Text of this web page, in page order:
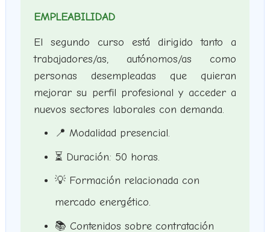
EMPLEABILIDAD
El segundo curso está dirigido tanto a
trabajadores/as, autónomos/as como
personas desempleadas que quieran
mejorar su perfil profesional y acceder a
nuevos sectores laborales con demanda.
📍 Modalidad presencial.
⏳ Duración: 50 horas.
💡 Formación relacionada con
mercado energético.
📚 Contenidos sobre contratación